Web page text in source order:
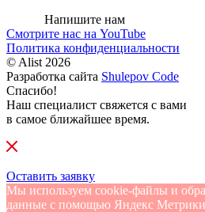
Напишите нам
Смотрите нас на YouTube
Политика конфиденциальности
© Alist 2026
Разработка сайта Shulepov Code
Спасибо!
Наш специалист свяжется с вами
в самое ближайшее время.
Оставить заявку
Мы используем cookie-файлы и
данные с помощью Яндекс